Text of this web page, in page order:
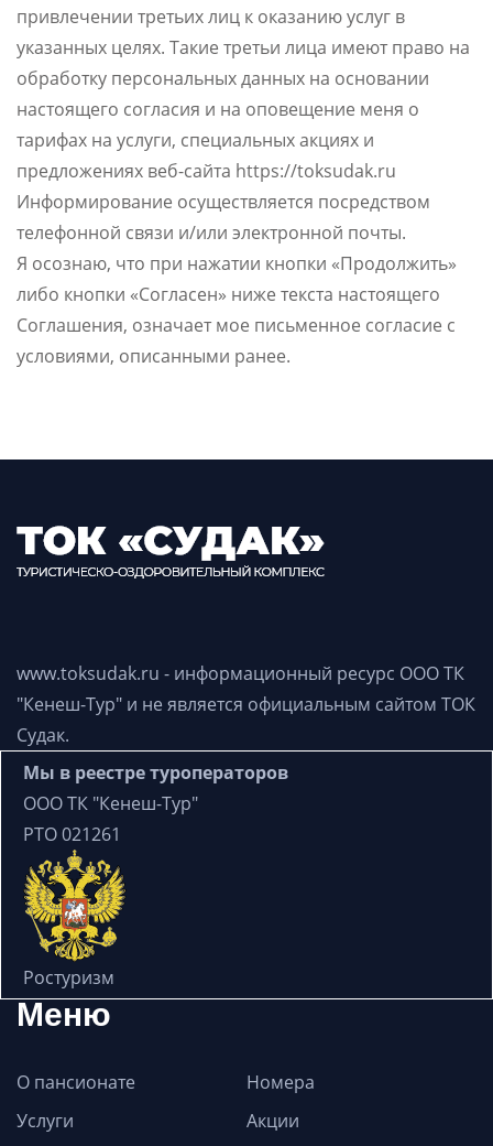
привлечении третьих лиц к оказанию услуг в
указанных целях. Такие третьи лица имеют право на
обработку персональных данных на основании
настоящего согласия и на оповещение меня о
тарифах на услуги, специальных акциях и
предложениях веб-сайта https://toksudak.ru
Информирование осуществляется посредством
телефонной связи и/или электронной почты.
Я осознаю, что при нажатии кнопки «Продолжить»
либо кнопки «Согласен» ниже текста настоящего
Соглашения, означает мое письменное согласие с
условиями, описанными ранее.
www.toksudak.ru - информационный ресурс ООО ТК
"Кенеш-Тур" и не является официальным сайтом ТОК
Судак.
Мы в реестре туроператоров
ООО ТК "Кенеш-Тур"
РТО 021261
Ростуризм
Меню
О пансионате
Номера
Услуги
Акции